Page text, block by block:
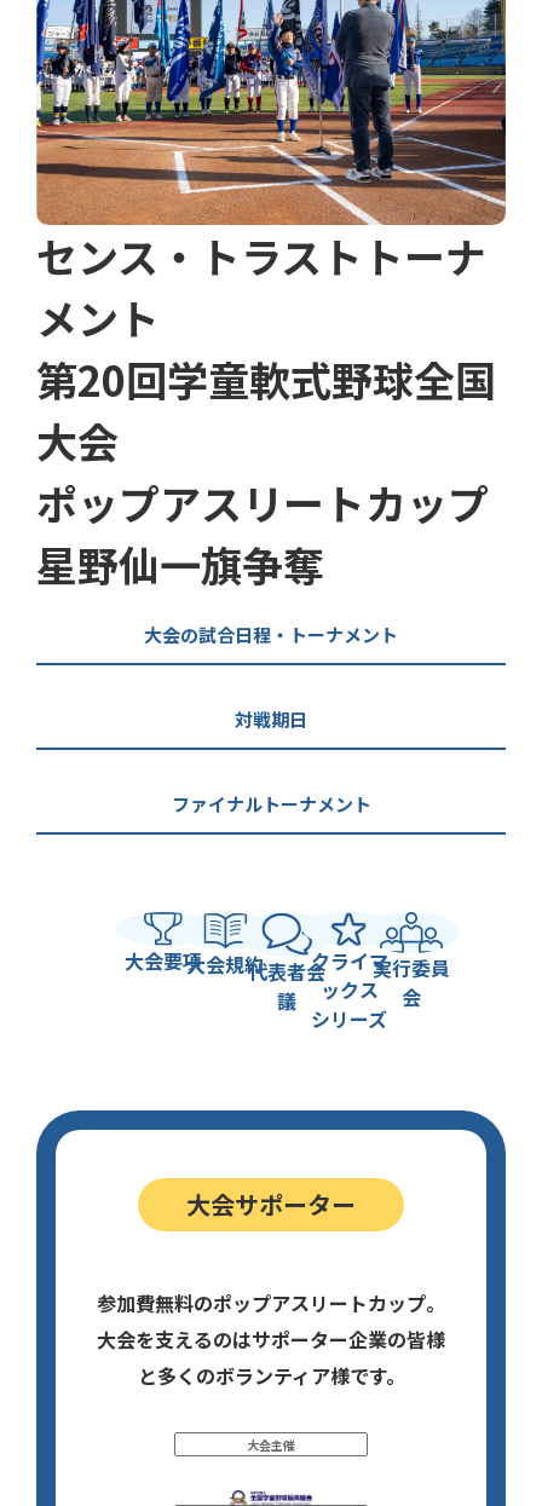
センス・トラストトーナ
メント
第20回学童軟式野球全国
大会
ポップアスリートカップ
星野仙一旗争奪
大会の試合日程・トーナメント
対戦期日
ファイナルトーナメント
大会要項大会規約代表者会
議
クライマ
ックス
シリーズ
実行委員
会
大会サポーター
参加費無料のポップアスリートカップ。
大会を支えるのはサポーター企業の皆様
と多くのボランティア様です。
大会主催